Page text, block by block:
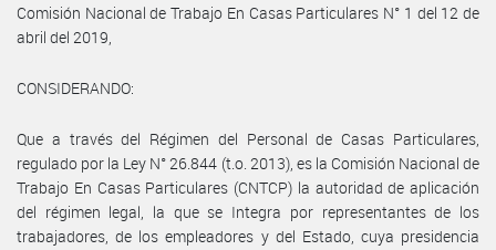
Comisión Nacional de Trabajo En Casas Particulares N° 1 del 12 de
abril del 2019,
CONSIDERANDO:
Que a través del Régimen del Personal de Casas Particulares,
regulado por la Ley N° 26.844 (t.o. 2013), es la Comisión Nacional de
Trabajo En Casas Particulares (CNTCP) la autoridad de aplicación
del régimen legal, la que se Integra por representantes de los
trabajadores, de los empleadores y del Estado, cuya presidencia